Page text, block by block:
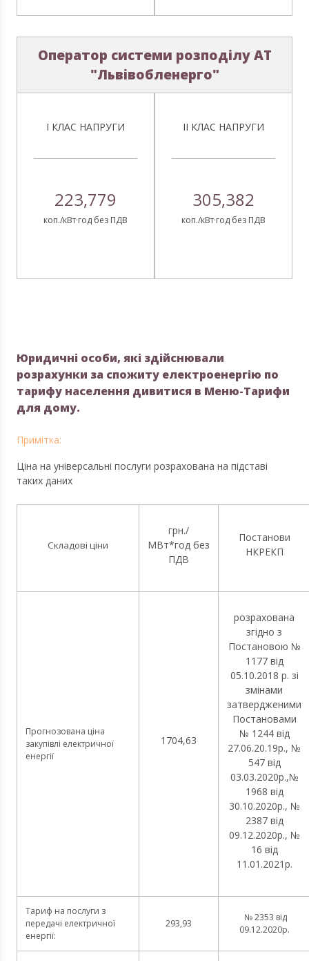
Оператор системи розподілу АТ
"Львівобленерго"
І КЛАС НАПРУГИ
223,779
коп./кВт·год без ПДВ
ІІ КЛАС НАПРУГИ
305,382
коп./кВт·год без ПДВ
Юридичні особи, які здійснювали
розрахунки за спожиту електроенергію по
тарифу населення дивитися в Меню-Тарифи
для дому.
Ціна на універсальні послуги розрахована на підставі
таких даних
Складові ціни
грн./
МВт*год без
ПДВ
Постанови
НКРЕКП
Прогнозована ціна
закупівлі електричної
енергії
1704,63
розрахована
згідно з
Постановою №
1177 від
05.10.2018 р. зі
змінами
затвердженими
Постановами
№ 1244 від
27.06.20.19р., №
547 від
03.03.2020р.,№
1968 від
30.10.2020р., №
2387 від
09.12.2020р., №
16 від
11.01.2021р.
Тариф на послуги з
передачі електричної
енергії:
293,93
№ 2353 від
09.12.2020р.